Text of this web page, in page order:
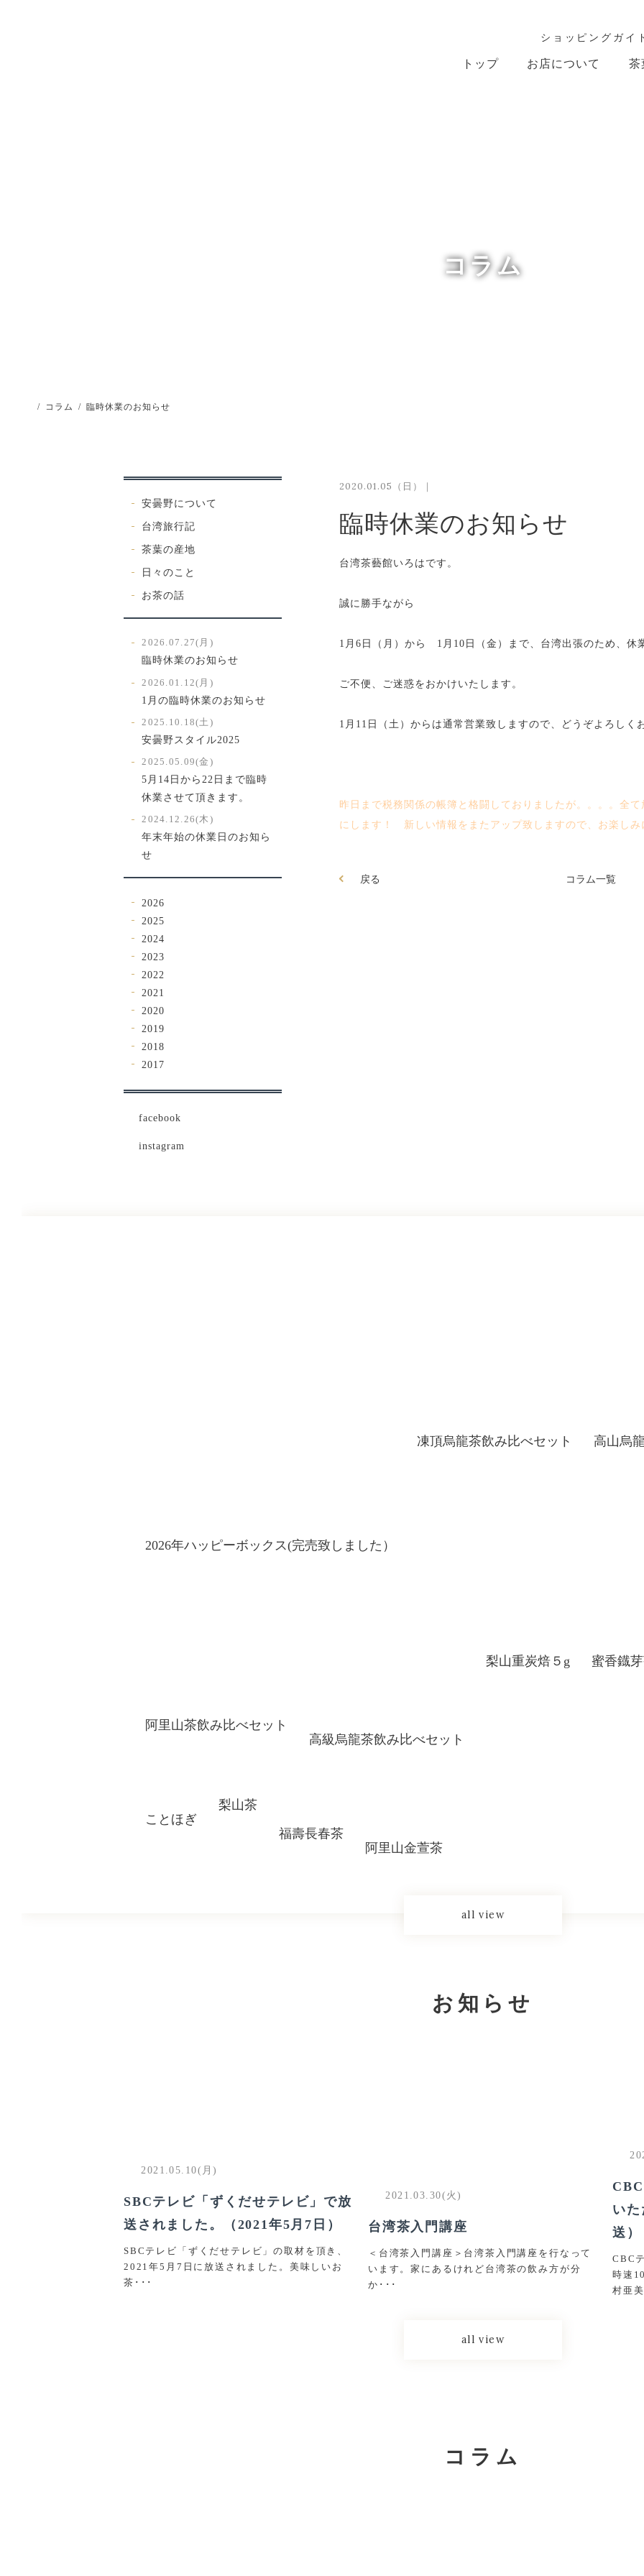
ショッピングガイ
トップ お店について 茶
コラム
/ コラム / 臨時休業のお知らせ
2020.01.05（日）｜
臨時休業のお知らせ
台湾茶藝館いろはです。
誠に勝手ながら
1月6日（月）から 1月10日（金）まで、台湾出張のため、休
ご不便、ご迷惑をおかけいたします。
1月11日（土）からは通常営業致しますので、どうぞよろしく
昨日まで税務関係の帳簿と格闘しておりましたが。。。。全
にします！ 新しい情報をまたアップ致しますので、お楽しみ
戻る コラム一覧
安曇野について
台湾旅行記
茶葉の産地
日々のこと
お茶の話
2026.07.27(月)
臨時休業のお知らせ
2026.01.12(月)
1月の臨時休業のお知らせ
2025.10.18(土)
安曇野スタイル2025
2025.05.09(金)
5月14日から22日まで臨時
休業させて頂きます。
2024.12.26(木)
年末年始の休業日のお知ら
せ
2026
2025
2024
2023
2022
2021
2020
2019
2018
2017
facebook
instagram
2026年ハッピーボックス(完売致しました）
凍頂烏龍茶飲み比べセット 高山烏
阿里山茶飲み比べセット
高級烏龍茶飲み比べセット
梨山重炭焙５g 蜜香鐡
ことほぎ
梨山茶
福壽長春茶
阿里山金萱茶
all view
お知らせ
2021.05.10(月)
SBCテレビ「ずくだせテレビ」で放
送されました。（2021年5月7日）
SBCテレビ「ずくだせテレビ」の取材を頂き、
2021年5月7日に放送されました。美味しいお
茶･･･
2021.03.30(火)
台湾茶入門講座
＜台湾茶入門講座＞台湾茶入門講座を行なって
います。家にあるけれど台湾茶の飲み方が分
か･･･
い
送）
CBC
時速
村亜
all view
コラム